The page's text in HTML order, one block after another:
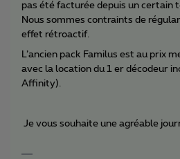
pas été facturée depuis un certain
Nous sommes contraints de
effet rétroactif.
L’ancien pack Familus est au prix
avec la location du 1 er décodeur
Affinity).
Je vous souhaite une agréable